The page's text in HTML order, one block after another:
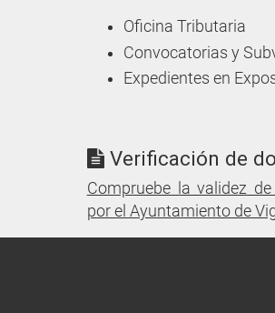
Oficina Tributaria
Convocatorias y
Expedientes en
Verificación de
Compruebe la validez
por el Ayuntamiento de